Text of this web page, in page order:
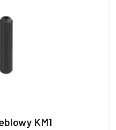
KM1